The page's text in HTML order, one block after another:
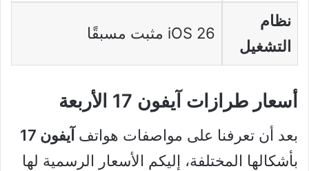
نظام
التشغيل
iOS 26 مثبت مسبقًا
أسعار طرازات آيفون 17 الأربعة
بعد أن تعرفنا على مواصفات هواتف آيفون 17
بأشكالها المختلفة، إليكم الأسعار الرسمية لها